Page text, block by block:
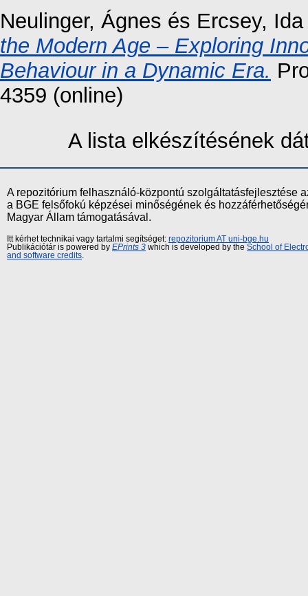
Neulinger, Ágnes és Ercsey, Ida
the Modern Age – Exploring
Behaviour in a Dynamic Era.
4359 (online)
A lista elkészítésének
A repozitórium felhasználó-központú szolgáltatásfejlesztése
a BGE felsőfokú képzései minőségének és
Magyar Állam támogatásával.
Itt kérhet technikai vagy tartalmi segítséget: repozitorium AT uni-bge.hu
Publikációtár is powered by EPrints 3 which is developed by the School of
and software credits